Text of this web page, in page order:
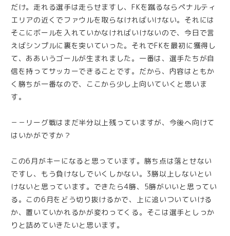
だけ。走れる選手は走らせますし、FKを蹴るならペナルティ
エリアの近くでファウルを取らなければいけない。それには
そこにボールを入れていかなければいけないので、今日で言
えばシンプルに裏を突いていった。それでFKを最初に獲得し
て、ああいうゴールが生まれました。一番は、選手たちが自
信を持ってサッカーできることです。だから、内容はともか
く勝ちが一番なので、ここから少し上向いていくと思いま
す。
－－リーグ戦はまだ半分以上残っていますが、今後へ向けて
はいかがですか？
この6月がキーになると思っています。勝ち点は落とせない
ですし、もう負けなしでいくしかない。3勝以上しないとい
けないと思っています。できたら4勝、5勝がいいと思ってい
る。この6月をどう切り抜けるかで、上に追いついていける
か、置いていかれるかが変わってくる。そこは選手としっか
りと詰めていきたいと思います。